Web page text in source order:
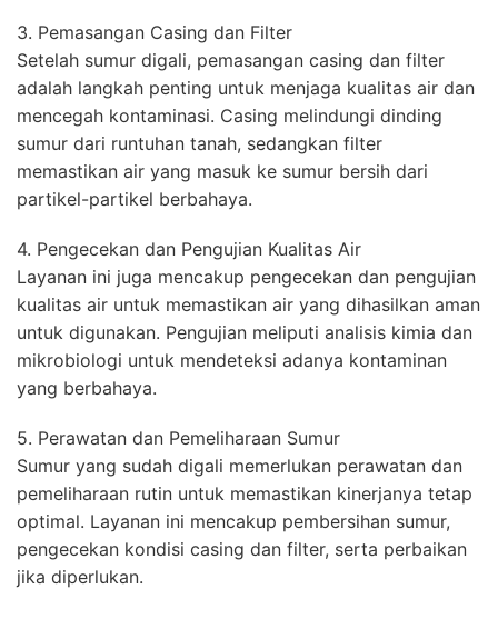
3. Pemasangan Casing dan Filter
Setelah sumur digali, pemasangan casing dan filter
adalah langkah penting untuk menjaga kualitas air dan
mencegah kontaminasi. Casing melindungi dinding
sumur dari runtuhan tanah, sedangkan filter
memastikan air yang masuk ke sumur bersih dari
partikel-partikel berbahaya.
4. Pengecekan dan Pengujian Kualitas Air
Layanan ini juga mencakup pengecekan dan pengujian
kualitas air untuk memastikan air yang dihasilkan aman
untuk digunakan. Pengujian meliputi analisis kimia dan
mikrobiologi untuk mendeteksi adanya kontaminan
yang berbahaya.
5. Perawatan dan Pemeliharaan Sumur
Sumur yang sudah digali memerlukan perawatan dan
pemeliharaan rutin untuk memastikan kinerjanya tetap
optimal. Layanan ini mencakup pembersihan sumur,
pengecekan kondisi casing dan filter, serta perbaikan
jika diperlukan.